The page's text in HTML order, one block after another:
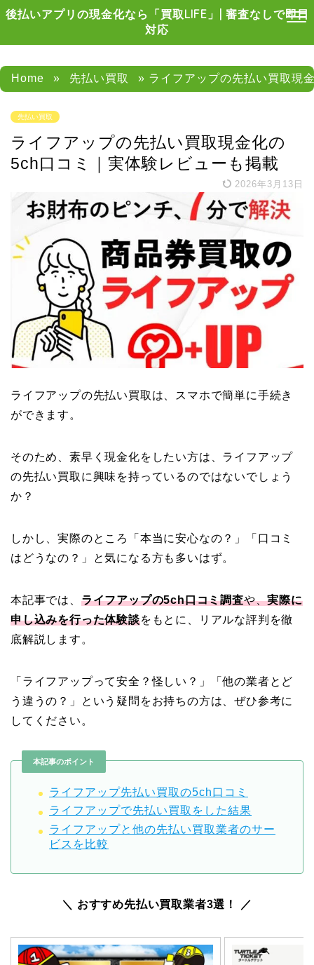
後払いアプリの現金化なら「買取LIFE」| 審査なしで即日
対応
Home » 先払い買取 » ライフアップの先払い買取現
先払い買取
ライフアップの先払い買取現金化の
5ch口コミ｜実体験レビューも掲載
2026年3月13日
ライフアップの先払い買取は、スマホで簡単に手続き
ができます。
そのため、素早く現金化をしたい方は、ライフアップ
の先払い買取に興味を持っているのではないでしょう
か？
しかし、実際のところ「本当に安心なの？」「口コミ
はどうなの？」と気になる方も多いはず。
本記事では、 ライフアップの5ch口コミ調査や、実際に
申し込みを行った体験談をもとに、リアルな評判を徹
底解説します。
「ライフアップって安全？怪しい？」「他の業者とど
う違うの？」という疑問をお持ちの方は、ぜひ参考に
してください。
本記事のポイント
ライフアップ先払い買取の5ch口コミ
ライフアップで先払い買取をした結果
ライフアップと他の先払い買取業者のサー
ビスを比較
＼ おすすめ先払い買取業者3選！ ／